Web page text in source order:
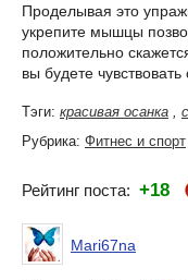
Проделывая это
укрепите мышцы
положительно
вы будете
Тэги: красивая осанка ,
Рубрика: Фитнес и спорт
Рейтинг поста: +18
Mari67na